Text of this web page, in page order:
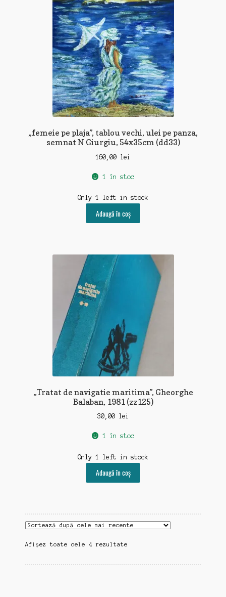
„femeie pe plaja”, tablou vechi, ulei pe panza,
semnat N Giurgiu, 54x35cm (dd33)
160,00 lei
1 în stoc
Only 1 left in stock
Adaugă în coș
„Tratat de navigatie maritima”, Gheorghe
Balaban, 1981 (zz125)
30,00 lei
1 în stoc
Only 1 left in stock
Adaugă în coș
Afișez toate cele 4 rezultateSortat
cele